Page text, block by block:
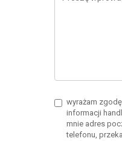
wyrażam
informacji
mnie adres
telefonu,